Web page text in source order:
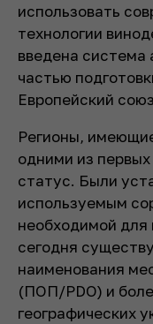
использовать
технологии
введена система
частью
Европейский
Регионы,
одними из
статус. Были
используемым
необходимой для
сегодня
наименования
(ПОП/PDO) и
географических